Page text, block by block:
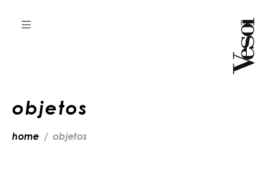
objetos
home objetos